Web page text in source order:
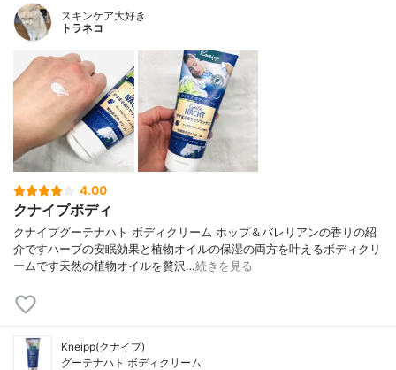
スキンケア大好き
トラネコ
4.00
クナイプボディ
クナイプグーテナハト ボディクリーム ホップ＆バレリアンの香りの紹
介ですハーブの安眠効果と植物オイルの保湿の両方を叶えるボディクリ
ームです天然の植物オイルを贅沢…続きを見る
Kneipp(クナイプ)
グーテナハト ボディクリーム